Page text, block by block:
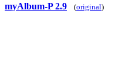
myAlbum-P 2.9 (original)